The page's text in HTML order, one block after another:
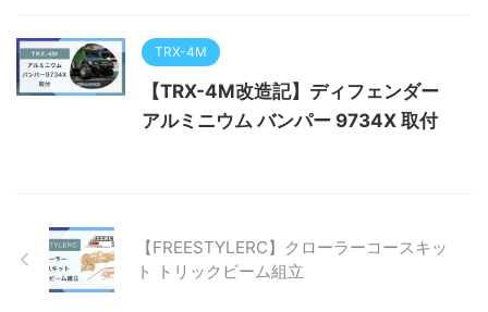
TRX-4M
【TRX-4M改造記】ディフェンダー
アルミニウム バンパー 9734X 取付
【FREESTYLERC】クローラーコースキッ
ト トリックビーム組立